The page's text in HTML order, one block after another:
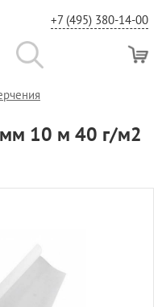
+7 (495) 380-14-00
мм 10 м 40 г/м2